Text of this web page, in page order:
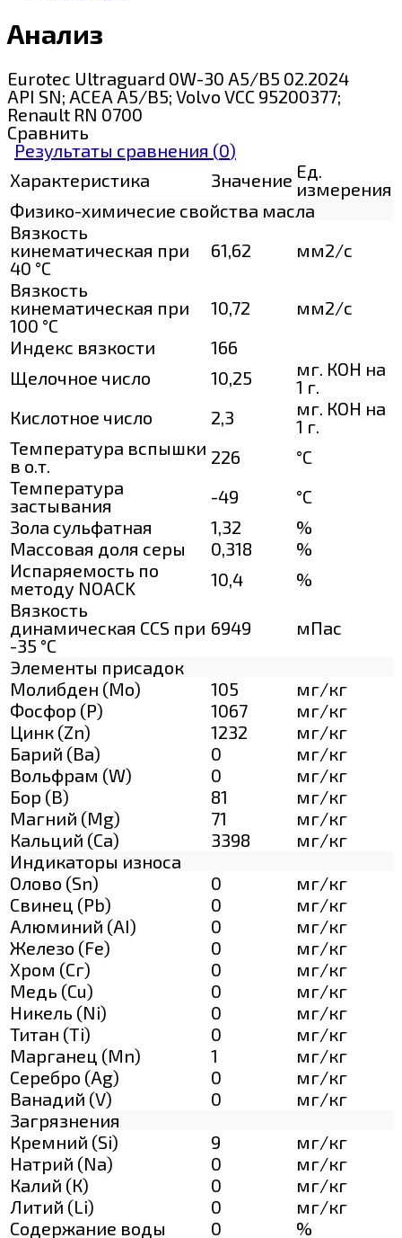
Анализ
Eurotec Ultraguard 0W-30 A5/B5 02.2024
API SN; ACEA A5/B5; Volvo VCC 95200377;
Renault RN 0700
Сравнить
Результаты сравнения (0)
Характеристика
Значение Ед.
измерения
Физико-химичесие свойства масла
Вязкость
кинематическая при
40 °С
61,62
мм2/с
Вязкость
кинематическая при
100 °С
10,72
мм2/с
Индекс вязкости
166
Щелочное число
10,25
мг. КОН на
1 г.
Кислотное число
2,3
мг. КОН на
1 г.
Температура вспышки
в о.т.
226
°C
Температура
застывания
-49
°C
Зола сульфатная
1,32
%
Массовая доля серы
0,318
%
Испаряемость по
методу NOACK
10,4
%
Вязкость
динамическая CCS при
-35 °С
6949
мПас
Элементы присадок
Молибден (Мо)
105
мг/кг
Фосфор (Р)
1067
мг/кг
Цинк (Zn)
1232
мг/кг
Барий (Ва)
0
мг/кг
Вольфрам (W)
0
мг/кг
Бор (В)
81
мг/кг
Магний (Mg)
71
мг/кг
Кальций (Са)
3398
мг/кг
Индикаторы износа
Олово (Sn)
0
мг/кг
Свинец (Pb)
0
мг/кг
Алюминий (AI)
0
мг/кг
Железо (Fe)
0
мг/кг
Хром (Сг)
0
мг/кг
Медь (Cu)
0
мг/кг
Никель (Ni)
0
мг/кг
Титан (Ti)
0
мг/кг
Марганец (Mn)
1
мг/кг
Серебро (Ag)
0
мг/кг
Ванадий (V)
0
мг/кг
Загрязнения
Кремний (Si)
9
мг/кг
Натрий (Na)
0
мг/кг
Калий (К)
0
мг/кг
Литий (Li)
0
мг/кг
Содержание воды
0
%